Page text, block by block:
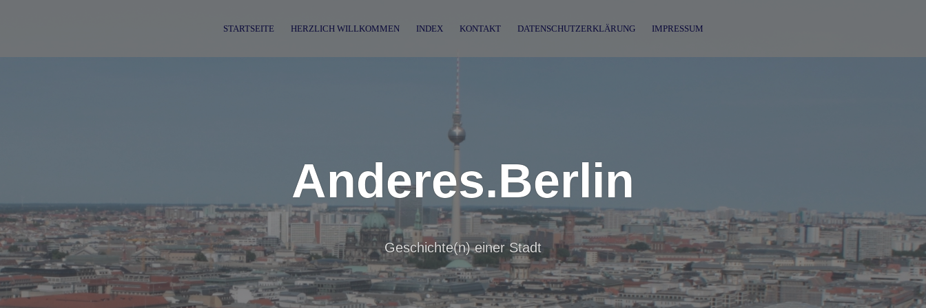
STARTSEITE HERZLICH WILLKOMMEN INDEX KONTAKT DATENSCHUTZERKLÄRUNG IMPRESSUM
Anderes.Berlin
Geschichte(n) einer Stadt